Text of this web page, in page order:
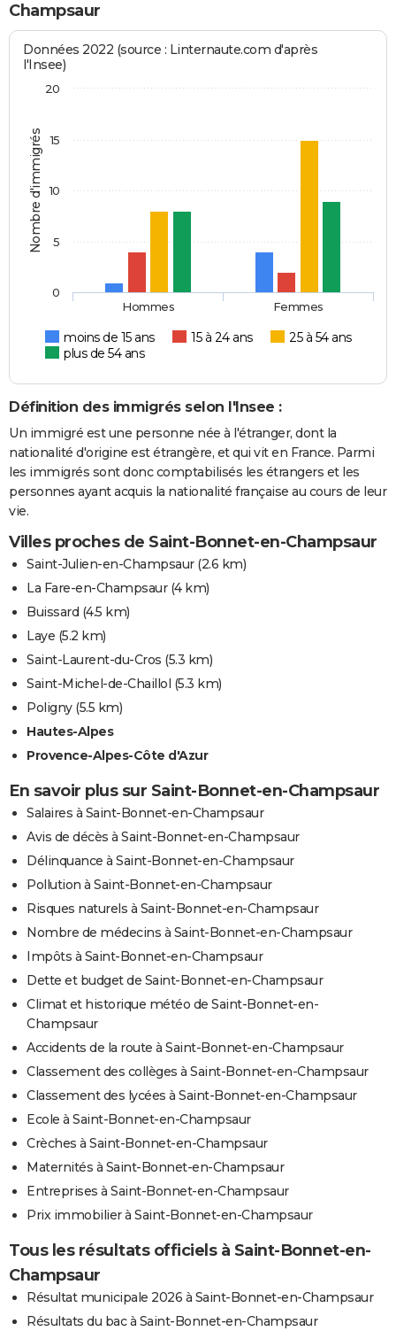
Champsaur
Nombre d'immigrés
Données 2022 (source : Linternaute.com d'après
l'Insee)
moins de 15 ans 15 à 24 ans
25 à 54 ans
plus de 54 ans
Hommes Femmes
0
5
10
15
20
Définition des immigrés selon l'Insee :
Un immigré est une personne née à l'étranger, dont la
nationalité d'origine est étrangère, et qui vit en France. Parmi
les immigrés sont donc comptabilisés les étrangers et les
personnes ayant acquis la nationalité française au cours de leur
vie.
Villes proches de Saint-Bonnet-en-Champsaur
Saint-Julien-en-Champsaur(2.6 km)
La Fare-en-Champsaur(4 km)
Buissard (4.5 km)
Laye (5.2 km)
Saint-Laurent-du-Cros (5.3 km)
Saint-Michel-de-Chaillol (5.3 km)
Poligny(5.5 km)
Hautes-Alpes
Provence-Alpes-Côte d'Azur
En savoir plus sur Saint-Bonnet-en-Champsaur
Salaires à Saint-Bonnet-en-Champsaur
Avis de décès à Saint-Bonnet-en-Champsaur
Délinquance à Saint-Bonnet-en-Champsaur
Pollution à Saint-Bonnet-en-Champsaur
Risques naturels à Saint-Bonnet-en-Champsaur
Nombre de médecins à Saint-Bonnet-en-Champsaur
Impôts à Saint-Bonnet-en-Champsaur
Dette et budget de Saint-Bonnet-en-Champsaur
Climat et historique météo de Saint-Bonnet-en-
Champsaur
Accidents de la route à Saint-Bonnet-en-Champsaur
Classement des collèges à Saint-Bonnet-en-Champsaur
Classement des lycées à Saint-Bonnet-en-Champsaur
Ecole à Saint-Bonnet-en-Champsaur
Crèches à Saint-Bonnet-en-Champsaur
Maternités à Saint-Bonnet-en-Champsaur
Entreprises à Saint-Bonnet-en-Champsaur
Prix immobilier à Saint-Bonnet-en-Champsaur
Tous les résultats officiels à Saint-Bonnet-en-
Champsaur
Résultat municipale 2026 à Saint-Bonnet-en-Champsaur
Résultats du bac à Saint-Bonnet-en-Champsaur